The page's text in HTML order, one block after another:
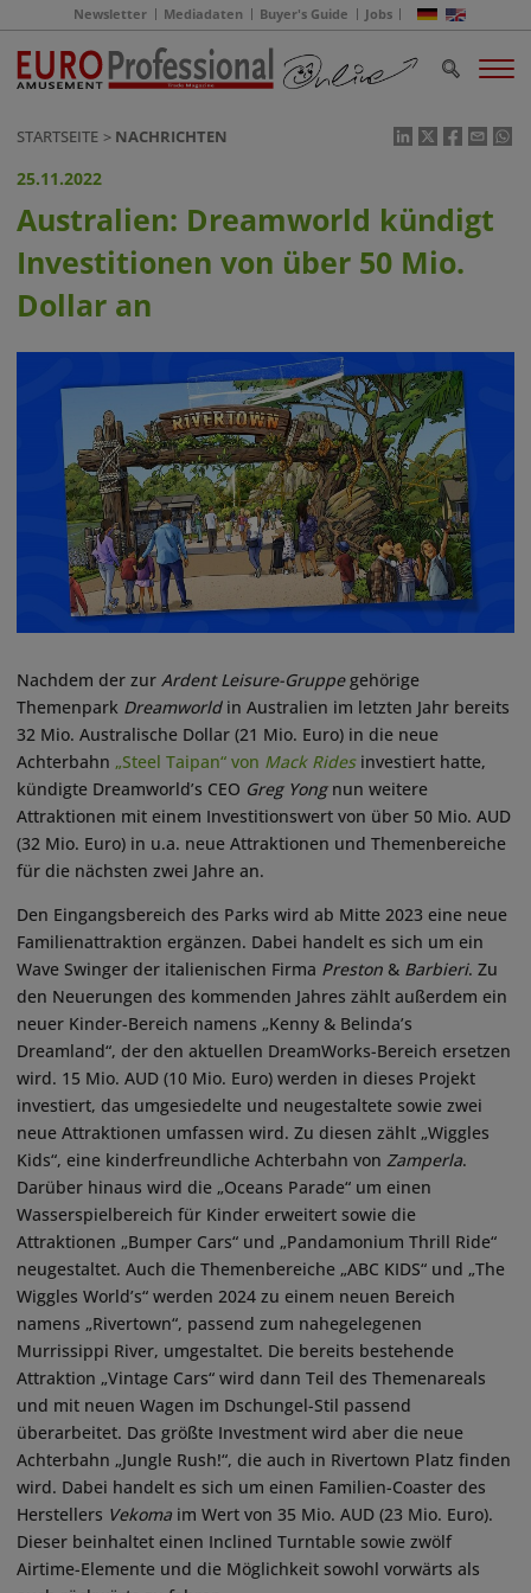
Newsletter Mediadaten Buyer's Guide Jobs
STARTSEITE NACHRICHTEN
25.11.2022
Australien: Dreamworld kündigt
Investitionen von über 50 Mio.
Dollar an
Nachdem der zur Ardent Leisure-Gruppegehörige
Themenpark Dreamworldin Australien im letzten Jahr bereits
32 Mio. Australische Dollar (21 Mio. Euro) in die neue
Achterbahn „Steel Taipan“ von Mack Ridesinvestiert hatte,
kündigte Dreamworld’s CEO Greg Yongnun weitere
Attraktionen mit einem Investitionswert von über 50 Mio. AUD
(32 Mio. Euro) in u.a. neue Attraktionen und Themenbereiche
für die nächsten zwei Jahre an.
Den Eingangsbereich des Parks wird ab Mitte 2023 eine neue
Familienattraktion ergänzen. Dabei handelt es sich um ein
Wave Swinger der italienischen Firma Preston & Barbieri. Zu
den Neuerungen des kommenden Jahres zählt außerdem ein
neuer Kinder-Bereich namens „Kenny & Belinda’s
Dreamland“, der den aktuellen DreamWorks-Bereich ersetzen
wird. 15 Mio. AUD (10 Mio. Euro) werden in dieses Projekt
investiert, das umgesiedelte und neugestaltete sowie zwei
neue Attraktionen umfassen wird. Zu diesen zählt „Wiggles
Kids“, eine kinderfreundliche Achterbahn von Zamperla.
Darüber hinaus wird die „Oceans Parade“ um einen
Wasserspielbereich für Kinder erweitert sowie die
Attraktionen „Bumper Cars“ und „Pandamonium Thrill Ride“
neugestaltet. Auch die Themenbereiche „ABC KIDS“ und „The
Wiggles World’s“ werden 2024 zu einem neuen Bereich
namens „Rivertown“, passend zum nahegelegenen
Murrissippi River, umgestaltet. Die bereits bestehende
Attraktion „Vintage Cars“ wird dann Teil des Themenareals
und mit neuen Wagen im Dschungel-Stil passend
überarbeitet. Das größte Investment wird aber die neue
Achterbahn „Jungle Rush!“, die auch in Rivertown Platz finden
wird. Dabei handelt es sich um einen Familien-Coaster des
Herstellers Vekoma im Wert von 35 Mio. AUD (23 Mio. Euro).
Dieser beinhaltet einen Inclined Turntable sowie zwölf
Airtime-Elemente und die Möglichkeit sowohl vorwärts als